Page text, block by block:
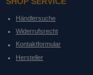
Händlersuche
Widerrufsrecht
Kontaktformular
Hersteller